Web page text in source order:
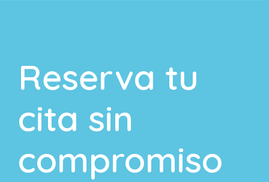
Reserva tu
cita sin
compromiso